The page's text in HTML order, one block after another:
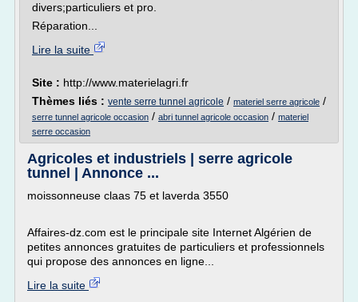
divers;particuliers et pro.
Réparation...
Lire la suite
Site : http://www.materielagri.fr
Thèmes liés : vente serre tunnel agricole / materiel serre agricole /
serre tunnel agricole occasion / abri tunnel agricole occasion / materiel
serre occasion
Agricoles et industriels | serre agricole
tunnel | Annonce ...
moissonneuse claas 75 et laverda 3550
Affaires-dz.com est le principale site Internet Algérien de
petites annonces gratuites de particuliers et professionnels
qui propose des annonces en ligne...
Lire la suite